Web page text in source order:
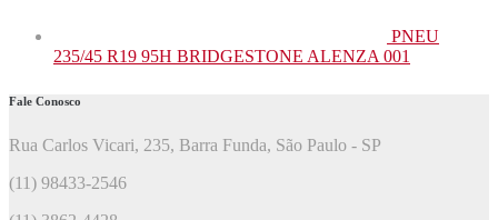
PNEU
235/45 R19 95H BRIDGESTONE ALENZA 001
Fale Conosco
Rua Carlos Vicari, 235, Barra Funda, São Paulo - SP
(11) 98433-2546